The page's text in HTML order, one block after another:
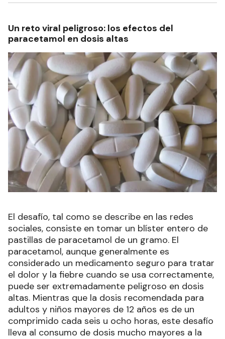
Un reto viral peligroso: los efectos del
paracetamol en dosis altas
El desafío, tal como se describe en las redes
sociales, consiste en tomar un blíster entero de
pastillas de paracetamol de un gramo. El
paracetamol, aunque generalmente es
considerado un medicamento seguro para tratar
el dolor y la fiebre cuando se usa correctamente,
puede ser extremadamente peligroso en dosis
altas. Mientras que la dosis recomendada para
adultos y niños mayores de 12 años es de un
comprimido cada seis u ocho horas, este desafío
lleva al consumo de dosis mucho mayores a la